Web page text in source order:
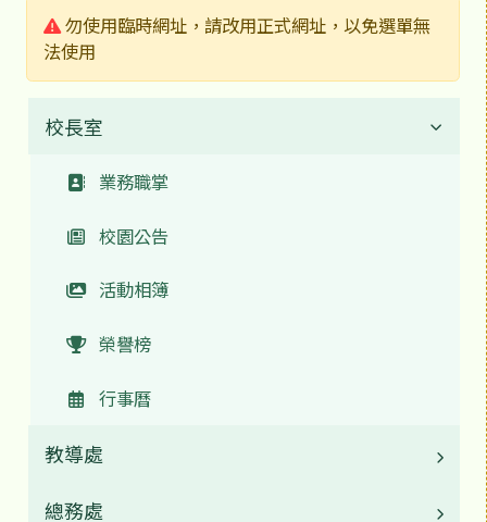
警告:
勿使用臨時網址，請改用正式網址，以免選單無
法使用
校長室
業務職掌
校園公告
活動相簿
榮譽榜
行事曆
教導處
業務職掌
總務處